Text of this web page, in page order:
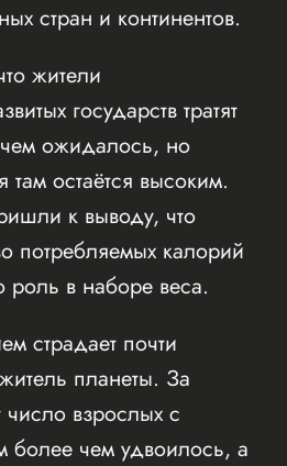
стран и континентов.
жители
государств тратят
ожидалось, но
остаётся высоким.
к выводу, что
потребляемых калорий
в наборе веса.
страдает почти
планеты. За
взрослых с
более чем удвоилось, а